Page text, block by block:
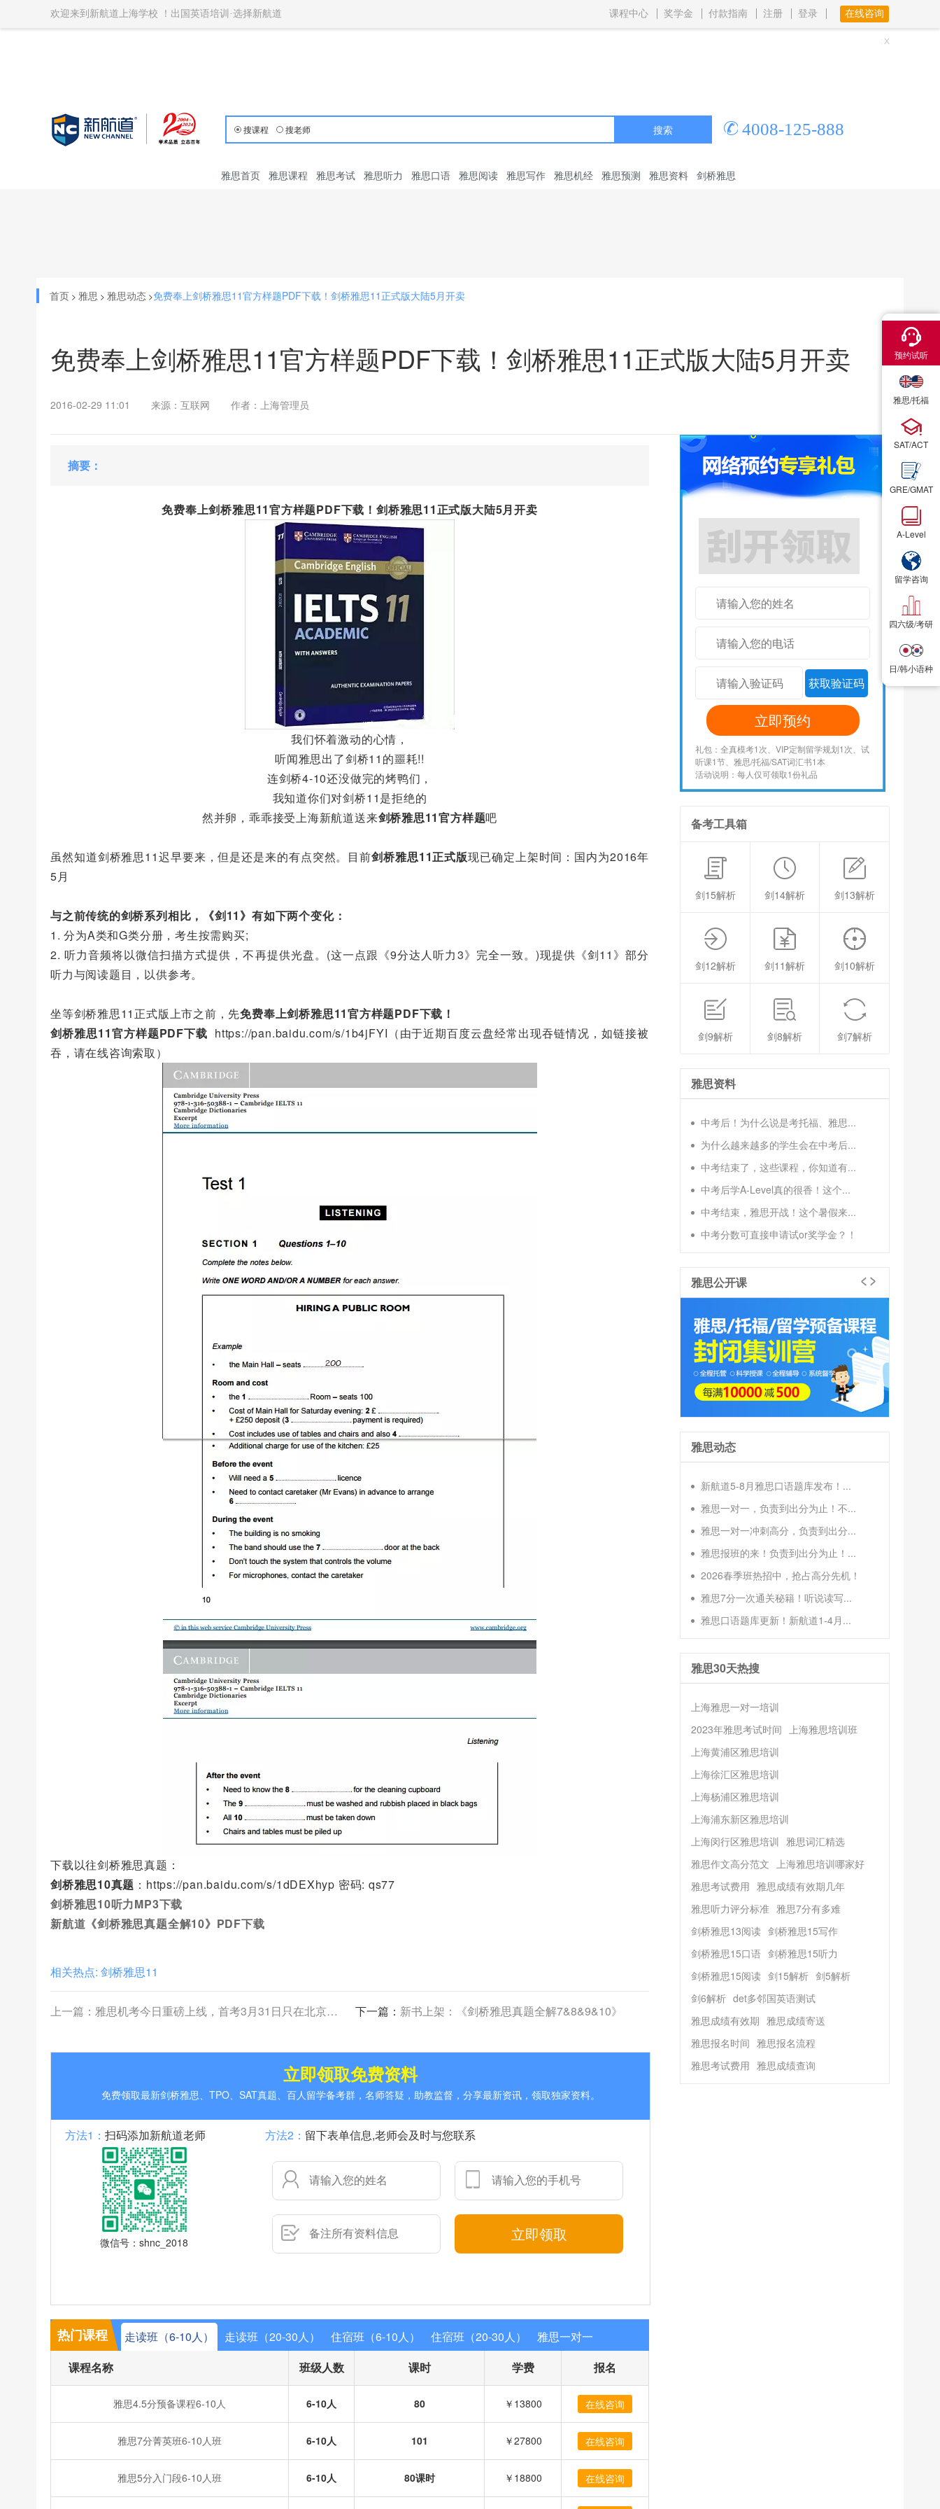
欢迎来到新航道上海学校 ！出国英语培训·选择新航道 课程中心 奖学金 付款指南 注册 登录 在线咨询
搜课程 搜老师 搜索 4008-125-888
雅思首页 雅思课程 雅思考试 雅思听力 雅思口语 雅思阅读 雅思写作 雅思机经 雅思预测 雅思资料 剑桥雅思
首页 > 雅思 > 雅思动态 >免费奉上剑桥雅思11官方样题PDF下载！剑桥雅思11正式版大陆5月开卖
免费奉上剑桥雅思11官方样题PDF下载！剑桥雅思11正式版大陆5月开卖
2016-02-29 11:01 来源：互联网 作者：上海管理员
摘要：
免费奉上剑桥雅思11官方样题PDF下载！剑桥雅思11正式版大陆5月开卖
我们怀着激动的心情，
听闻雅思出了剑桥11的噩耗!!
连剑桥4-10还没做完的烤鸭们，
我知道你们对剑桥11是拒绝的
然并卵，乖乖接受上海新航道送来剑桥雅思11官方样题吧
虽然知道剑桥雅思11迟早要来，但是还是来的有点突然。目前剑桥雅思11正式版现已确定上架时间：国内为2016年
5月
与之前传统的剑桥系列相比，《剑11》有如下两个变化：
1. 分为A类和G类分册，考生按需购买;
2. 听力音频将以微信扫描方式提供，不再提供光盘。(这一点跟《9分达人听力3》完全一致。)现提供《剑11》部分
听力与阅读题目，以供参考。
坐等剑桥雅思11正式版上市之前，先免费奉上剑桥雅思11官方样题PDF下载！
剑桥雅思11官方样题PDF下载 https://pan.baidu.com/s/1b4jFYI（由于近期百度云盘经常出现吞链情况，如链接被
吞，请在线咨询索取）
下载以往剑桥雅思真题：
剑桥雅思10真题 ：https://pan.baidu.com/s/1dDEXhyp 密码: qs77
剑桥雅思10听力MP3下载
新航道《剑桥雅思真题全解10》PDF下载
相关热点: 剑桥雅思11
上一篇： 雅思机考今日重磅上线，首考3月31日只在北京雅思机考中心举行 下一篇： 新书上架：《剑桥雅思真题全解7&8&9&10》
立即领取免费资料
免费领取最新剑桥雅思、TPO、SAT真题、百人留学备考群，名师答疑，助教监督，分享最新资讯，领取独家资料。
方法1： 扫码添加新航道老师
微信号：shnc_2018
方法2： 留下表单信息,老师会及时与您联系
立即领取
热门课程 走读班（6-10人） 走读班（20-30人） 住宿班（6-10人） 住宿班（20-30人）
雅思一对一
课程名称
班级人数 课时 学费 报名
雅思4.5分预备课程6-10人 6-10人 80 ￥13800 在线咨询
雅思7分菁英班6-10人班 6-10人 101 ￥27800 在线咨询
雅思5分入门段6-10人班 6-10人 80课时 ￥18800 在线咨询
雅思/托福/SAT词汇书1本
获取验证码
立即预约
礼包：全真模考1次、VIP定制留学规划1次、试
听课1节、雅思/托福/SAT词汇书1本
活动说明：每人仅可领取1份礼品
备考工具箱
剑15解析 剑14解析 剑13解析
剑12解析 剑11解析 剑10解析
剑9解析 剑8解析 剑7解析
雅思资料
中考后！为什么说是考托福、雅思...
为什么越来越多的学生会在中考后...
中考结束了，这些课程，你知道有...
中考后学A-Level真的很香！这个...
中考结束，雅思开战！这个暑假来...
中考分数可直接申请试or奖学金？！
雅思公开课
雅思动态
新航道5-8月雅思口语题库发布！...
雅思一对一，负责到出分为止！不...
雅思一对一冲刺高分，负责到出分...
雅思报班的来！负责到出分为止！...
2026春季班热招中，抢占高分先机！
雅思7分一次通关秘籍！听说读写...
雅思口语题库更新！新航道1-4月...
雅思30天热搜
上海雅思一对一培训
2023年雅思考试时间 上海雅思培训班
上海黄浦区雅思培训
上海徐汇区雅思培训
上海杨浦区雅思培训
上海浦东新区雅思培训
上海闵行区雅思培训 雅思词汇精选
雅思作文高分范文 上海雅思培训哪家好
雅思考试费用 雅思成绩有效期几年
雅思听力评分标准 雅思7分有多难
剑桥雅思13阅读 剑桥雅思15写作
剑桥雅思15口语 剑桥雅思15听力
剑桥雅思15阅读 剑15解析 剑5解析
剑6解析 det多邻国英语测试
雅思成绩有效期 雅思成绩寄送
雅思报名时间 雅思报名流程
雅思考试费用 雅思成绩查询
预约试听
雅思/托福
SAT/ACT
GRE/GMAT
A-Level
留学咨询
四六级/考研
日/韩小语种
×
忘记密码?
请勿将帐号信息提供给他人/机构
预约试听
雅思/托福
SAT/ACT
GRE/GMAT
A-Level
留学咨询
四六级/考研
日/韩小语种
×